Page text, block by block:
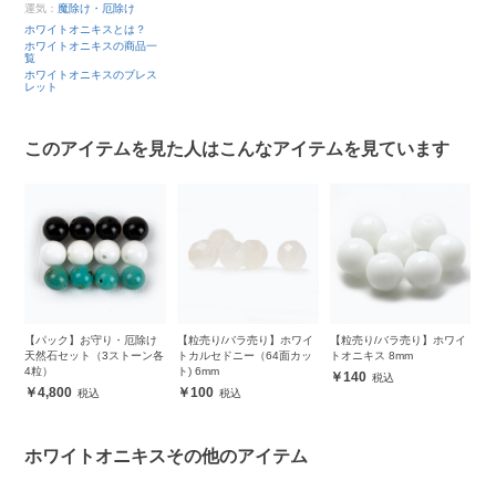
運気： 魔除け・厄除け
ホワイトオニキスとは？
ホワイトオニキスの商品一
覧
ホワイトオニキスのブレス
レット
このアイテムを見た人はこんなアイテムを見ています
【パック】お守り・厄除け
天然石セット（3ストーン各
4粒）
4,800
【粒売り/バラ売り】ホワイ
トカルセドニー（64面カッ
ト) 6mm
100
【粒売り/バラ売り】ホワイ
トオニキス 8mm
140
ホワイトオニキスその他のアイテム